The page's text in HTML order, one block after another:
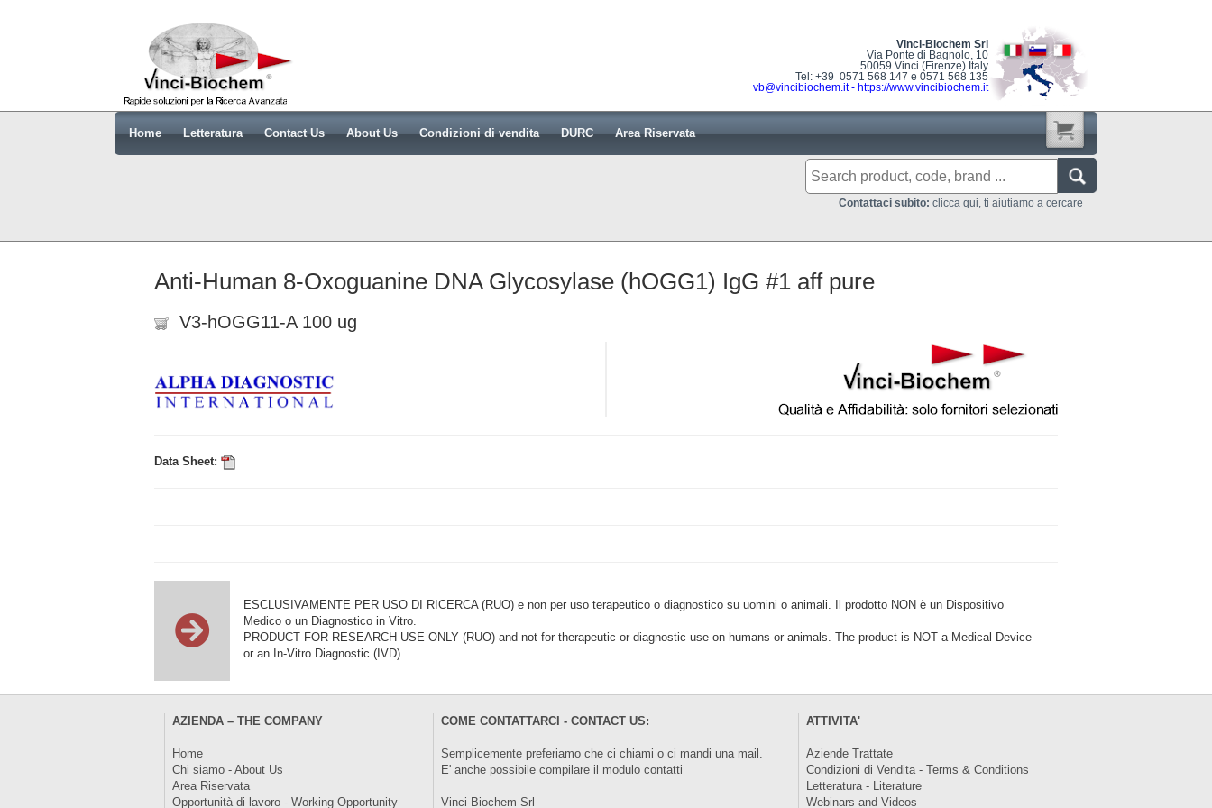
Vinci-Biochem Srl
Via Ponte di Bagnolo, 10
50059 Vinci (Firenze) Italy
Tel: +39 0571 568 147 e 0571 568 135
vb@vincibiochem.it- https://www.vincibiochem.it
Home Letteratura Contact Us About Us Condizioni di vendita DURC Area Riservata
Contattaci subito: clicca qui, ti aiutiamo a cercare
Anti-Human 8-Oxoguanine DNA Glycosylase (hOGG1) IgG #1 aff pure
V3-hOGG11-A 100 ug
Data Sheet:
ESCLUSIVAMENTE PER USO DI RICERCA (RUO) e non per uso terapeutico o diagnostico su uomini o animali. Il prodotto NON è un Dispositivo
Medico o un Diagnostico in Vitro.
PRODUCT FOR RESEARCH USE ONLY (RUO) and not for therapeutic or diagnostic use on humans or animals. The product is NOT a Medical Device
or an In-Vitro Diagnostic (IVD).
AZIENDA – THE COMPANY
Home
Chi siamo - About Us
Area Riservata
Opportunità di lavoro - Working Opportunity
COME CONTATTARCI - CONTACT US:
Semplicemente preferiamo che ci chiami o ci mandi una mail.
E' anche possibile compilare il modulocontatti
Vinci-Biochem Srl
ATTIVITA'
Aziende Trattate
Condizioni di Vendita - Terms & Conditions
Letteratura - Literature
Webinars and Videos